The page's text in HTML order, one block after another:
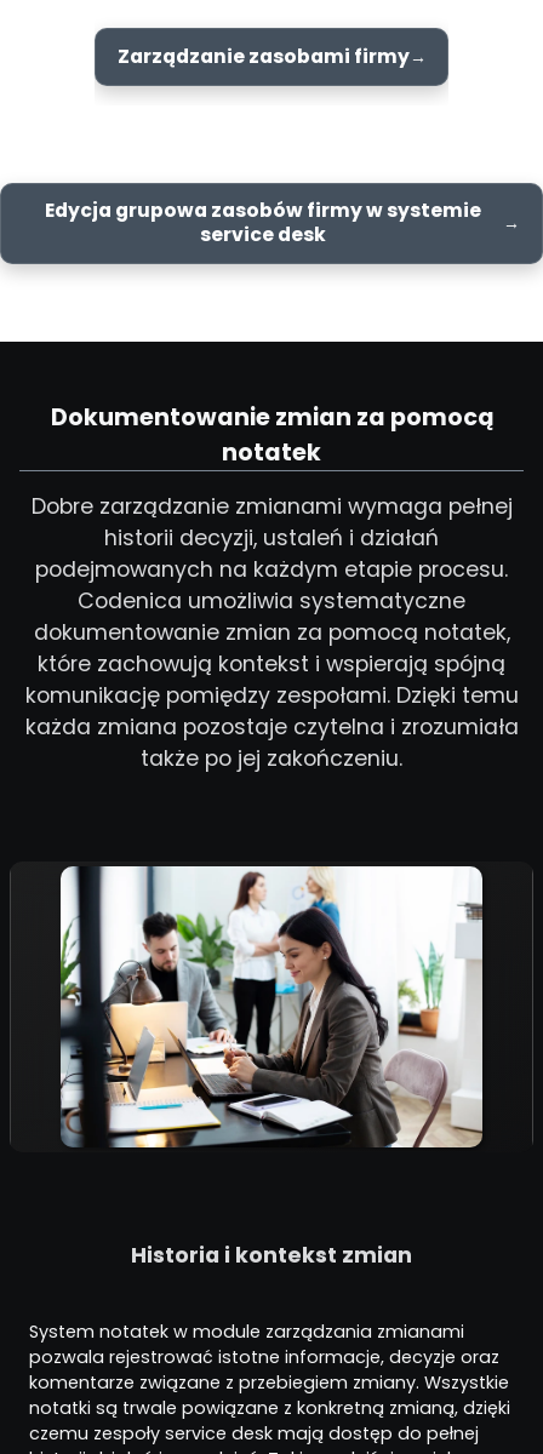
Zarządzanie zasobami firmy
Edycja grupowa zasobów firmy w systemie
service desk
Dokumentowanie zmian za pomocą
notatek
Dobre zarządzanie zmianami wymaga pełnej
historii decyzji, ustaleń i działań
podejmowanych na każdym etapie procesu.
Codenica umożliwia systematyczne
dokumentowanie zmian za pomocą notatek,
które zachowują kontekst i wspierają spójną
komunikację pomiędzy zespołami. Dzięki temu
każda zmiana pozostaje czytelna i zrozumiała
także po jej zakończeniu.
Historia i kontekst zmian
System notatek w module zarządzania zmianami
pozwala rejestrować istotne informacje, decyzje oraz
komentarze związane z przebiegiem zmiany. Wszystkie
notatki są trwale powiązane z konkretną zmianą, dzięki
czemu zespoły service desk mają dostęp do pełnej